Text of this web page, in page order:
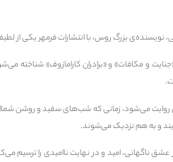
، نویسنده‌ی بزرگ روس، با انتشاراتفرمهریکی از
و مکافات» و «برادران کارامازوف» شناخته
می‌شود، زمانی که شب‌های سفید و روشن
و به هم نزدیک می‌شوند.
عشق ناگهانی، امید و در نهایتناامیدیرا ترسیم